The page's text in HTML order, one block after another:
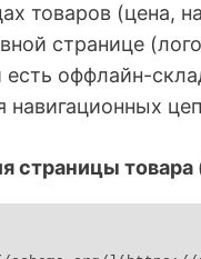
товаров (цена,
странице
есть оффлайн-
навигационных
страницы товара